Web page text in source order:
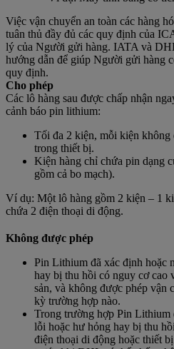
Việc vận chuyển an toàn các hàng
tuân thủ đầy đủ các quy định của
lý của Người gửi hàng. IATA và
hướng dẫn để giúp Người gửi hàng
quy định.
Cho phép
Các lô hàng sau được chấp nhận
cảnh báo pin lithium:
Tối đa 2 kiện, mỗi kiện không
trong thiết bị.
Kiện hàng chỉ chứa pin dạng
gồm cả bo mạch).
Ví dụ: Một lô hàng gồm 2 kiện – 1
chứa 2 điện thoại di động.
Không được phép
Pin Lithium đã xác định hoặc
hay bị thu hồi có nguy cơ cao
sản, và không được phép vận
kỳ trường hợp nào.
Trong trường hợp Pin Lithium
lỗi hoặc hư hỏng hay bị thu
điện thoại di động hoặc thiết